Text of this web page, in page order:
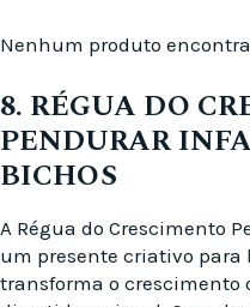
Nenhum produto
8. RÉGUA DO
PENDURAR
BICHOS
A Régua do Crescimento
um presente criativo para
transforma o